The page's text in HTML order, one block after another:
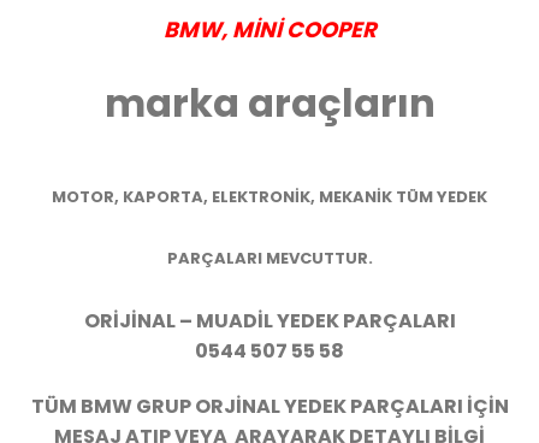
BMW, MİNİ COOPER
marka araçların
MOTOR, KAPORTA, ELEKTRONİK, MEKANİK TÜM YEDEK
PARÇALARI MEVCUTTUR.
ORİJİNAL – MUADİL YEDEK PARÇALARI
0544 507 55 58
TÜM BMW GRUP ORJİNAL YEDEK PARÇALARI İÇİN
MESAJ ATIP VEYA ARAYARAK DETAYLI BİLGİ